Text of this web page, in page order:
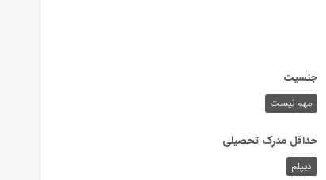
جنسیت
مهم نیست
حداقل مدرک تحصیلی
دیپلم